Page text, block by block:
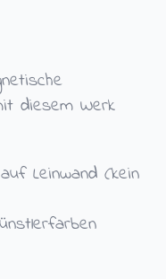
diesem Werk
Leinwand (kein